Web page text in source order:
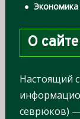
О сайте
Настоящий
севрюков) —